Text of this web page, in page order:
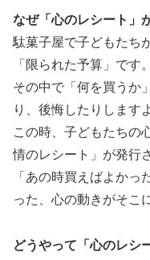
なぜ「心のレシート」
駄菓子屋で子どもたち
「限られた予算」です。
その中で「何を買うか
り、後悔したりします
この時、子どもたちの
情のレシート」が発行
「あの時買えばよか
った、心の動きがそこ
どうやって「心のレシ